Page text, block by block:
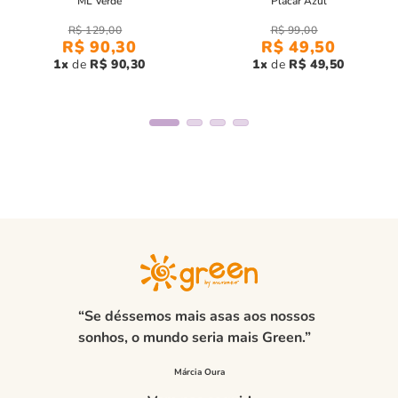
camiseta infantil menino saturno verde, seu filho
estará confortável, estiloso e pronto para qualquer ocasião!
R$ 129,00
R$ 90,30
1 R$ 90,30
R$ 99,00
R$ 49,50
1 R$ 49,50
“Se déssemos mais asas aos nossos
sonhos, o mundo seria mais Green.”